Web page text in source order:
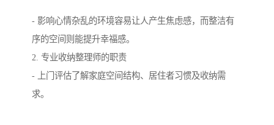
- 影响心情杂乱的环境容易让人产生焦虑感，而整洁有
序的空间则能提升幸福感。
2. 专业收纳整理师的职责
- 上门评估了解家庭空间结构、居住者习惯及收纳需
求。